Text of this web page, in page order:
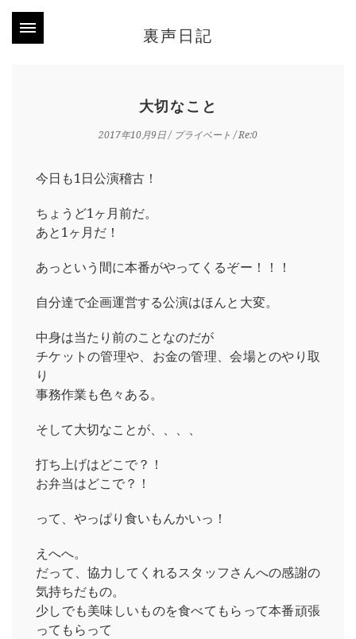
裏声日記
大切なこと
2017年10月9日/ プライベート / Re:0
今日も1日公演稽古！
ちょうど1ヶ月前だ。
あと1ヶ月だ！
あっという間に本番がやってくるぞー！！！
自分達で企画運営する公演はほんと大変。
中身は当たり前のことなのだが
チケットの管理や、お金の管理、会場とのやり取
り
事務作業も色々ある。
そして大切なことが、、、、
打ち上げはどこで？！
お弁当はどこで？！
って、やっぱり食いもんかいっ！
えへへ。
だって、協力してくれるスタッフさんへの感謝の
気持ちだもの。
少しでも美味しいものを食べてもらって本番頑張
ってもらって